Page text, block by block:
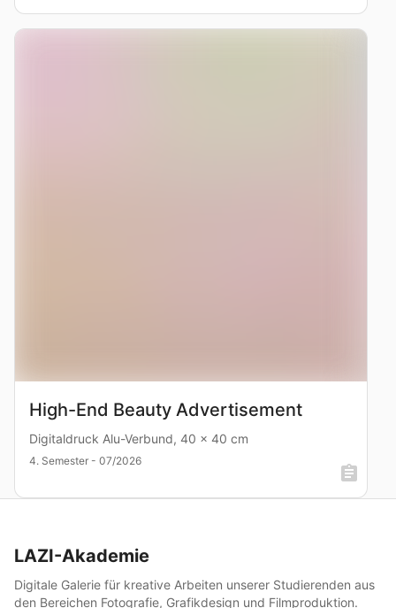
High-End Beauty Advertisement
Digitaldruck Alu-Verbund, 40 x 40 cm
4. Semester - 07/2026
LAZI-Akademie
Digitale Galerie für kreative Arbeiten unserer Studierenden aus
den Bereichen Fotografie, Grafikdesign und Filmproduktion.